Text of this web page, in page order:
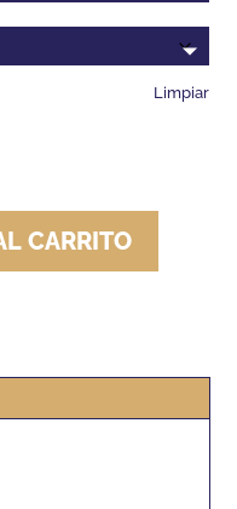
Limpiar
CARRITO